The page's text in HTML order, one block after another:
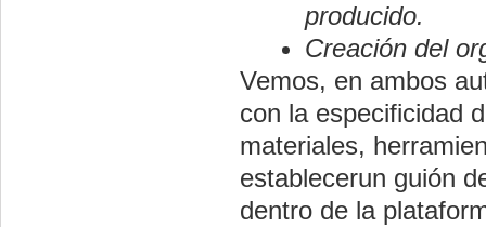
producido.
Creación del
Vemos, en ambos
con la especificidad
materiales,
establecerun guión
dentro de la